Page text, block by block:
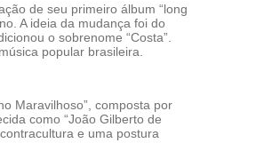
de seu primeiro álbum “long
A ideia da mudança foi do
o sobrenome “Costa”.
popular brasileira.
Maravilhoso”, composta por
como “João Gilberto de
e uma postura